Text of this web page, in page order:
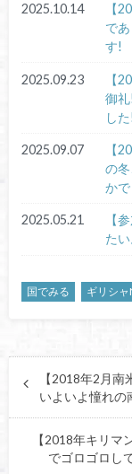
2025.10.14
【
で
す!
2025.09.23
【
御
し
2025.09.07
【
の
か
2025.05.21
【
た
国でみる ギリシャ
【2018年2月
いよいよ憧れの
【2018年キリマ
でゴロゴロし